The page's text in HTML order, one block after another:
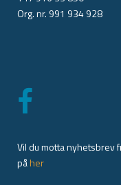
Org. nr. 991 934 928
Vil du motta nyhetsbrev
påher